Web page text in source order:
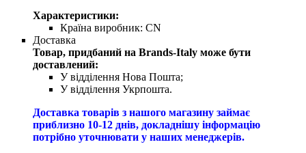
Характеристики:
Країна виробник: CN
Доставка
Товар, придбаний на Brands-Italy може бути
доставлений:
У відділення Нова Пошта;
У відділення Укрпошта.
Доставка товарів з нашого магазину займає
приблизно 10-12 днів, докладнішу інформацію
потрібно уточнювати у наших менеджерів.